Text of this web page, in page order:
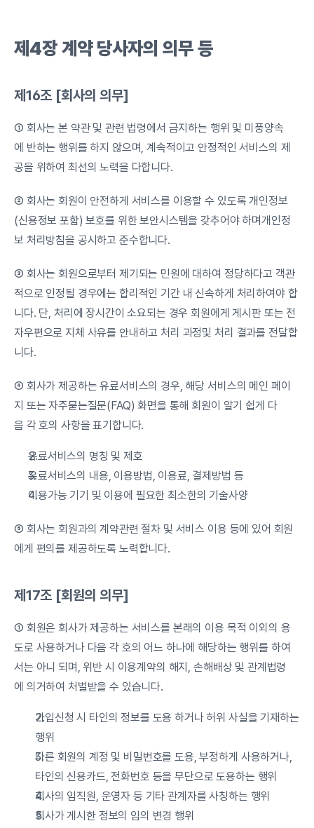
제4장계약 당사자의 의무등
제16조 [회사의 의무]
① 회사는 본 약관 및 관련 법령에서 금지하는 행위 및 미풍양속
에 반하는 행위를 하지 않으며, 계속적이고 안정적인 서비스의 제
공을 위하여 최선의 노력을 다합니다.
② 회사는 회원이 안전하게 서비스를 이용할 수 있도록 개인정보
(신용정보 포함) 보호를 위한 보안시스템을 갖추어야 하며개인정
보 처리방침을 공시하고 준수합니다.
③ 회사는 회원으로부터 제기되는 민원에 대하여 정당하다고 객관
적으로 인정될 경우에는 합리적인 기간 내 신속하게 처리하여야 합
니다. 단, 처리에 장시간이 소요되는 경우 회원에게 게시판 또는 전
자우편으로 지체 사유를 안내하고 처리 과정및 처리 결과를 전달합
니다.
④ 회사가 제공하는 유료서비스의 경우, 해당 서비스의 메인 페이
지 또는 자주묻는질문(FAQ) 화면을 통해 회원이 알기 쉽게 다
음 각 호의 사항을 표기합니다.
유료서비스의 명칭 및 제호
유료서비스의 내용, 이용방법, 이용료, 결제방법 등
이용가능 기기 및 이용에 필요한 최소한의 기술사양
⑤ 회사는 회원과의 계약관련 절차 및 서비스 이용 등에 있어 회원
에게 편의를 제공하도록 노력합니다.
제17조 [회원의 의무]
① 회원은 회사가 제공하는 서비스를 본래의 이용 목적 이외의 용
도로 사용하거나 다음 각 호의 어느 하나에 해당하는 행위를 하여
서는 아니 되며, 위반 시 이용계약의 해지, 손해배상 및 관계법령
에 의거하여 처벌받을 수 있습니다.
가입신청 시 타인의 정보를 도용 하거나 허위 사실을 기재하는
행위
다른 회원의 계정 및 비밀번호를 도용, 부정하게 사용하거나,
타인의 신용카드, 전화번호 등을 무단으로 도용하는 행위
회사의 임직원, 운영자 등 기타 관계자를 사칭하는 행위
회사가 게시한 정보의 임의 변경 행위